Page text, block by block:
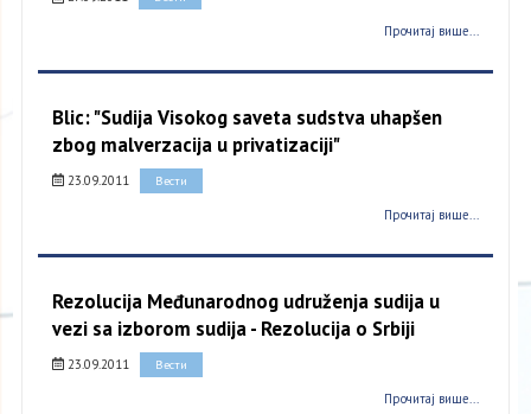
Прочитај више...
Blic: "Sudija Visokog saveta sudstva uhapšen
zbog malverzacija u privatizaciji"
23.09.2011 Вести
Прочитај више...
Rezolucija Međunarodnog udruženja sudija u
vezi sa izborom sudija - Rezolucija o Srbiji
23.09.2011 Вести
Прочитај више...